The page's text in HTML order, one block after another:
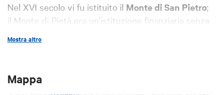
Nel XVI secolo vi fu istituito il Monte di San Pietro;
il Monte di Pietà era un’istituzione finanziaria senza
entità in cambio di un pegno.
Mostra altro
Mappa